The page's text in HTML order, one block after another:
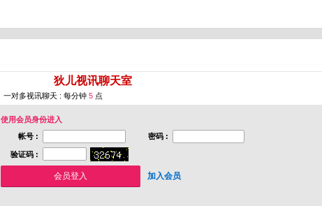
狄儿视讯聊天室
一对多视讯聊天 : 每分钟 5 点
使用会员身份进入
帐号 :
密码 :
验证码 :
加入会员